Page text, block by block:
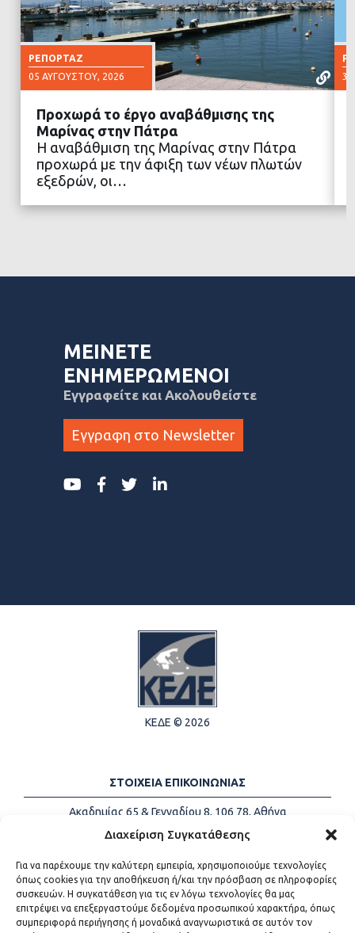
Διαχείριση Συγκατάθεσης
Για να παρέχουμε την καλύτερη εμπειρία, χρησιμοποιούμε τεχνολογίες
όπως cookies για την αποθήκευση ή/και την πρόσβαση σε πληροφορίες
συσκευών. Η συγκατάθεση για τις εν λόγω τεχνολογίες θα μας
επιτρέψει να επεξεργαστούμε δεδομένα προσωπικού χαρακτήρα, όπως
συμπεριφορά περιήγησης ή μοναδικά αναγνωριστικά σε αυτόν τον
ΡΕΠΟΡΤΆΖ
05 ΑΥΓΟΎΣΤΟΥ, 2026
ΔΙΑΒΑΣΤΕ ΠΕΡΙΣΣΟΤΕΡΑ
Προχωρά το έργο αναβάθμισης της
Μαρίνας στην Πάτρα
Η αναβάθμιση της Μαρίνας στην Πάτρα
προχωρά με την άφιξη των νέων πλωτών
εξεδρών, οι…
30
ΜΕΙΝΕΤΕ
ΕΝΗΜΕΡΩΜΕΝΟΙ
Εγγραφείτε και Ακολουθείστε
Εγγραφη στο Newsletter
ΚΕΔΕ © 2026
ΣΤΟΙΧΕΙΑ ΕΠΙΚΟΙΝΩΝΙΑΣ
Ακαδημίας 65 & Γενναδίου 8, 106 78, Αθήνα
Τηλέφωνα:
+30 213-2147500
Email:
info@kede.gr
ΧΡΗΣΙΜΟΙ ΣΥΝΔΕΣΜΟΙ